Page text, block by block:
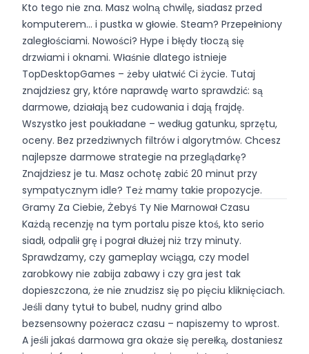
Kto tego nie zna. Masz wolną chwilę, siadasz przed
komputerem... i pustka w głowie. Steam? Przepełniony
zaległościami. Nowości? Hype i błędy tłoczą się
drzwiami i oknami. Właśnie dlatego istnieje
TopDesktopGames – żeby ułatwić Ci życie. Tutaj
znajdziesz gry, które naprawdę warto sprawdzić: są
darmowe, działają bez cudowania i dają frajdę.
Wszystko jest poukładane – według gatunku, sprzętu,
oceny. Bez przedziwnych filtrów i algorytmów. Chcesz
najlepsze darmowe strategie na przeglądarkę?
Znajdziesz je tu. Masz ochotę zabić 20 minut przy
sympatycznym idle? Też mamy takie propozycje.
Gramy Za Ciebie, Żebyś Ty Nie Marnował Czasu
Każdą recenzję na tym portalu pisze ktoś, kto serio
siadł, odpalił grę i pograł dłużej niż trzy minuty.
Sprawdzamy, czy gameplay wciąga, czy model
zarobkowy nie zabija zabawy i czy gra jest tak
dopieszczona, że nie znudzisz się po pięciu kliknięciach.
Jeśli dany tytuł to bubel, nudny grind albo
bezsensowny pożeracz czasu – napiszemy to wprost.
A jeśli jakaś darmowa gra okaże się perełką, dostaniesz